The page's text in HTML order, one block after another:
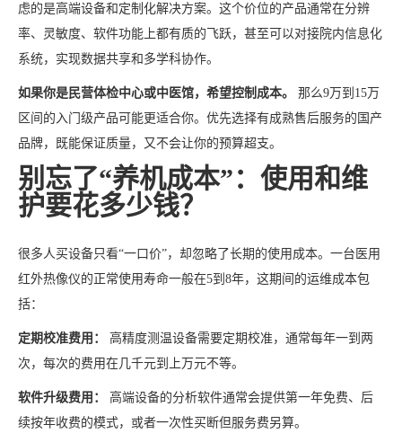
虑的是高端设备和定制化解决方案。这个价位的产品通常在分辨
率、灵敏度、软件功能上都有质的飞跃，甚至可以对接院内信息化
系统，实现数据共享和多学科协作。
如果你是民营体检中心或中医馆，希望控制成本。
那么9万到15万
区间的入门级产品可能更适合你。优先选择有成熟售后服务的国产
品牌，既能保证质量，又不会让你的预算超支。
别忘了“养机成本”：使用和维
护要花多少钱？
很多人买设备只看“一口价”，却忽略了长期的使用成本。一台医用
红外热像仪的正常使用寿命一般在5到8年，这期间的运维成本包
括：
定期校准费用：
高精度测温设备需要定期校准，通常每年一到两
次，每次的费用在几千元到上万元不等。
软件升级费用：
高端设备的分析软件通常会提供第一年免费、后
续按年收费的模式，或者一次性买断但服务费另算。